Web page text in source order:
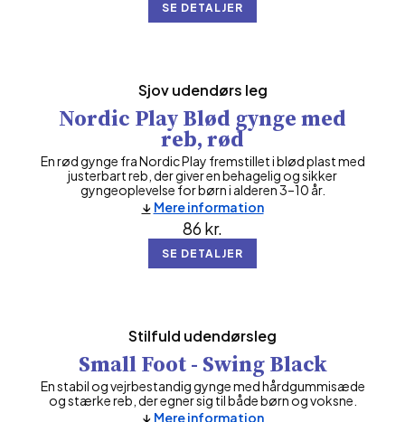
SE DETALJER
Sjov udendørs leg
Nordic Play Blød gynge med
reb, rød
En rød gynge fra Nordic Play fremstillet i blød plast med
justerbart reb, der giver en behagelig og sikker
gyngeoplevelse for børn i alderen 3–10 år.
86 kr.
SE DETALJER
Mere information
Stilfuld udendørsleg
Small Foot - Swing Black
En stabil og vejrbestandig gynge med hårdgummisæde
og stærke reb, der egner sig til både børn og voksne.
Mere information